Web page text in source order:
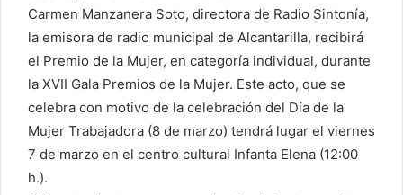
Carmen Manzanera Soto, directora de Radio Sintonía,
la emisora de radio municipal de Alcantarilla, recibirá
el Premio de la Mujer, en categoría individual, durante
la XVII Gala Premios de la Mujer. Este acto, que se
celebra con motivo de la celebración del Día de la
Mujer Trabajadora (8 de marzo) tendrá lugar el viernes
7 de marzo en el centro cultural Infanta Elena (12:00
h.).